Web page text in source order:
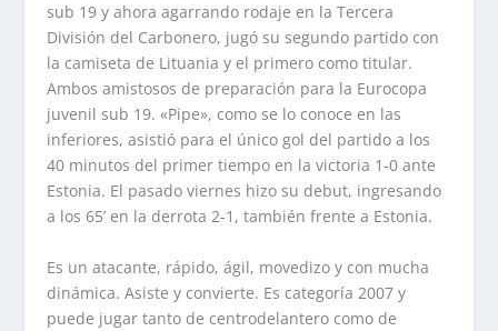
sub 19 y ahora agarrando rodaje en la Tercera
División del Carbonero, jugó su segundo partido con
la camiseta de Lituania y el primero como titular.
Ambos amistosos de preparación para la Eurocopa
juvenil sub 19. «Pipe», como se lo conoce en las
inferiores, asistió para el único gol del partido a los
40 minutos del primer tiempo en la victoria 1-0 ante
Estonia. El pasado viernes hizo su debut, ingresando
a los 65’ en la derrota 2-1, también frente a Estonia.
Es un atacante, rápido, ágil, movedizo y con mucha
dinámica. Asiste y convierte. Es categoría 2007 y
puede jugar tanto de centrodelantero como de